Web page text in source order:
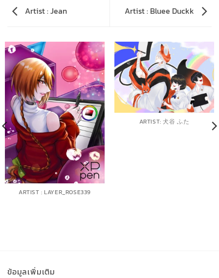
Artist : Jean Artist : Bluee Duckk
ARTIST : LAYER_ROSE339
ARTIST: 犬谷 ふた
ข้อมูลเพิ่มเติม